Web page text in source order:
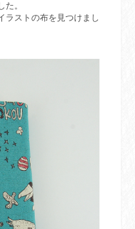
。
ラストの布を見つけまし